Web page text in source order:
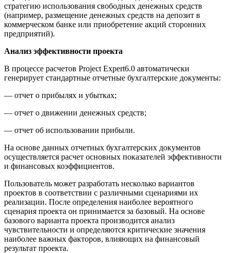
стратегию использования свободных денежных средств
(например, размещение денежных средств на депозит в
коммерческом банке или приобретение акций сторонних
предприятий).
Анализ эффективности проекта
В процессе расчетов Project Expert6.0 автоматически
генерирует стандартные отчетные бухгалтерские документы:
— отчет о прибылях и убытках;
— отчет о движении денежных средств;
— отчет об использовании прибыли.
На основе данных отчетных бухгалтерских документов
осуществляется расчет основных показателей эффективности
и финан­совых коэффициентов.
Пользователь может разработать несколько вариантов
проектов в соответствии с различными сценариями их
реализации. После определения наиболее вероятного
сценария проекта он принима­ется за базовый. На основе
базового варианта проекта производится анализ
чувствительности и определяются критические значения
наиболее важных факторов, влияющих на финансовый
результат проекта.